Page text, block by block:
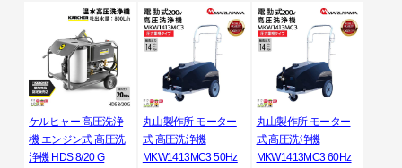
ケルヒャー 高圧洗浄
機 エンジン式 高圧洗
浄機 HDS 8/20 G
丸山製作所 モーター
式 高圧洗浄機
MKW1413MC3 50Hz
丸山製作所 モーター
式 高圧洗浄機
MKW1413MC3 60Hz